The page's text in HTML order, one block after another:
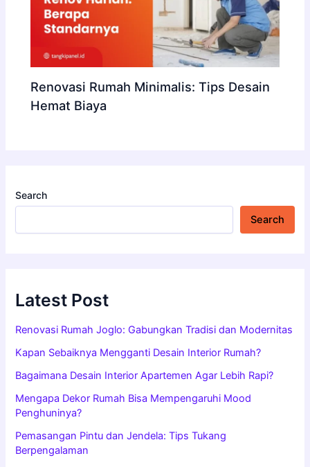
Renovasi Rumah Minimalis: Tips Desain
Hemat Biaya
Search
Search
Latest Post
Renovasi Rumah Joglo: Gabungkan Tradisi dan Modernitas
Kapan Sebaiknya Mengganti Desain Interior Rumah?
Bagaimana Desain Interior Apartemen Agar Lebih Rapi?
Mengapa Dekor Rumah Bisa Mempengaruhi Mood
Penghuninya?
Pemasangan Pintu dan Jendela: Tips Tukang
Berpengalaman